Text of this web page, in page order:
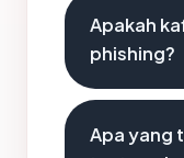
Apakah
phishing?
Apa yang